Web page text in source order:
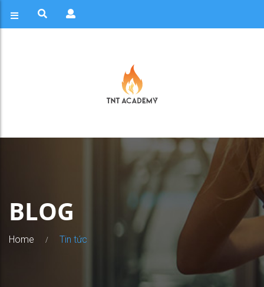
BLOG
Home Tin tức